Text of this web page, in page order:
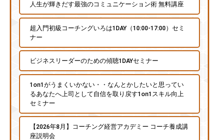
人生が輝きだす最強のコミュニケーション術 無料講座
超入門初級コーチングいろは1DAY（10:00-17:00）セミ
ナー
ビジネスリーダーのための傾聴1DAYセミナー
1on1がうまくいかない・・なんとかしたいと思ってい
るあなたへ上司として自信を取り戻す1on1スキル向上
セミナー
【2026年8月】コーチング経営アカデミー コーチ養成講
座説明会